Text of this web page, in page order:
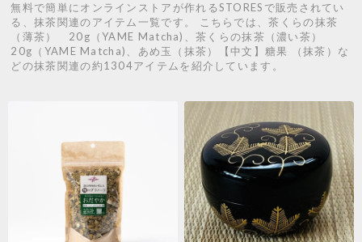
無料で簡単にオンラインストアが作れるSTORESで販売されてい
る、抹茶関連のアイテム一覧です。 こちらでは、茶くらの抹茶
（薄茶） 20g（YAME Matcha)、茶くらの抹茶（濃い茶）
20g（YAME Matcha)、あめ玉（抹茶）【中文】糖果 （抹茶）な
どの抹茶関連の約1304アイテムを紹介しています。